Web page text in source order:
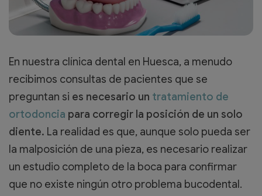
En nuestra clínica dental en Huesca, a menudo
recibimos consultas de pacientes que se
preguntan si es necesario un tratamiento de
ortodoncia para corregir la posición de un solo
diente. La realidad es que, aunque solo pueda ser
la malposición de una pieza, es necesario realizar
un estudio completo de la boca para confirmar
que no existe ningún otro problema bucodental.